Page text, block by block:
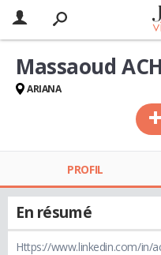
Massaoud
ARIANA
PROFIL
En résumé
Https://www.linkedin.com/in/